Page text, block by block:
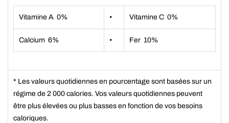
Vitamine A 0% • Vitamine C 0%
Calcium 6% • Fer 10%
* Les valeurs quotidiennes en pourcentage sont basées sur un
régime de 2 000 calories. Vos valeurs quotidiennes peuvent
être plus élevées ou plus basses en fonction de vos besoins
caloriques.